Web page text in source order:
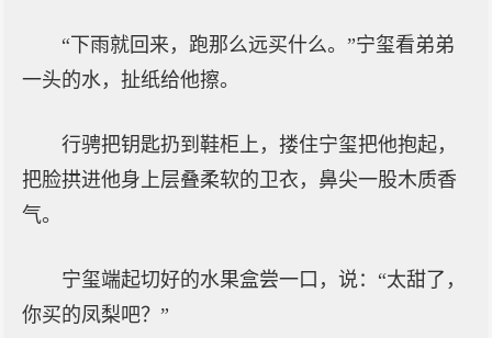
“下雨就回来，跑那么远买什么。”宁玺看弟弟
一头的水，扯纸给他擦。
行骋把钥匙扔到鞋柜上，搂住宁玺把他抱起，
把脸拱进他身上层叠柔软的卫衣，鼻尖一股木质香
气。
宁玺端起切好的水果盒尝一口，说：“太甜了，
你买的凤梨吧？”